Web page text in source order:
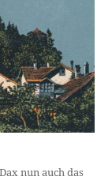
nun auch das